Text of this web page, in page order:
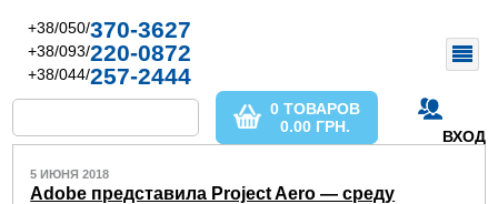
+38/050/370-3627
+38/093/220-0872
+38/044/257-2444
ВХОД
0 ТОВАРОВ
0.00 ГРН.
5 ИЮНЯ 2018
Adobe представила Project Aero — среду